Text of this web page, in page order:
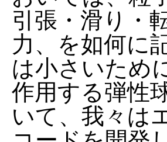
引張・滑り・
力、を如何に
は小さいため
作用する弾性
いて、我々は